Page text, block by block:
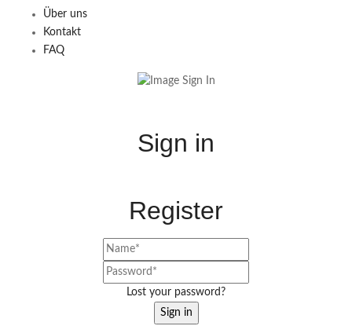
Über uns
Kontakt
FAQ
Sign in
Register
Lost your password?